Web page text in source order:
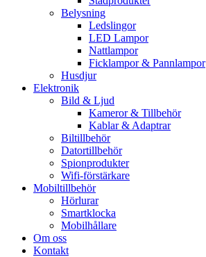
Belysning
Ledslingor
LED Lampor
Nattlampor
Ficklampor & Pannlampor
Husdjur
Elektronik
Bild & Ljud
Kameror & Tillbehör
Kablar & Adaptrar
Biltillbehör
Datortillbehör
Spionprodukter
Wifi-förstärkare
Mobiltillbehör
Hörlurar
Smartklocka
Mobilhållare
Om oss
Kontakt